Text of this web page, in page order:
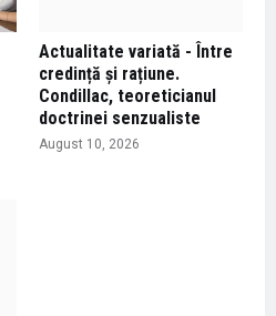
Actualitate variată - Între
credință și rațiune.
Condillac, teoreticianul
doctrinei senzualiste
August 10, 2026